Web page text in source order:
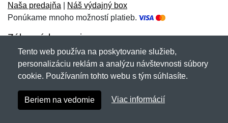
Naša predajňa
Náš výdajný box
Ponúkame mnoho možností platieb.
Zákaznícky servis
Novinky emailom
Copyright © 2007-2026 (19 rokov s vami)Netnakup.sk
NetIQ. Všetky práva vyhradené.
Tento web používa na poskytovanie služieb,
personalizáciu reklám a analýzu návštevnosti súbory
cookie. Používaním tohto webu s tým súhlasíte.
Beriem na vedomie Viac informácií